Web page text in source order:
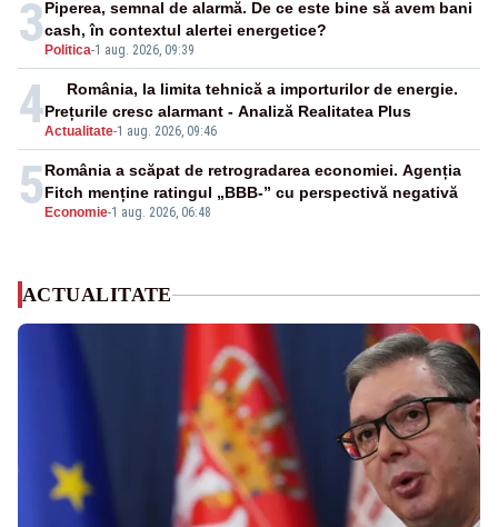
3 Politica-1 aug. 2026, 09:39
Piperea, semnal de alarmă. De ce este bine să avem bani
cash, în contextul alertei energetice?
4Actualitate-1 aug. 2026, 09:46
România, la limita tehnică a importurilor de energie.
Prețurile cresc alarmant - Analiză Realitatea Plus
5 Economie-1 aug. 2026, 06:48
România a scăpat de retrogradarea economiei. Agenția
Fitch menține ratingul „BBB-” cu perspectivă negativă
ACTUALITATE